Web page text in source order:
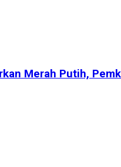
Merah Putih,